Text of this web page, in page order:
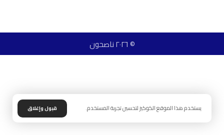
© ٢٠٢٦ ناصحون
يستخدم هذا الموقع الكوكيز لتحسين تجربة المستخدم. قبول وإغلاق